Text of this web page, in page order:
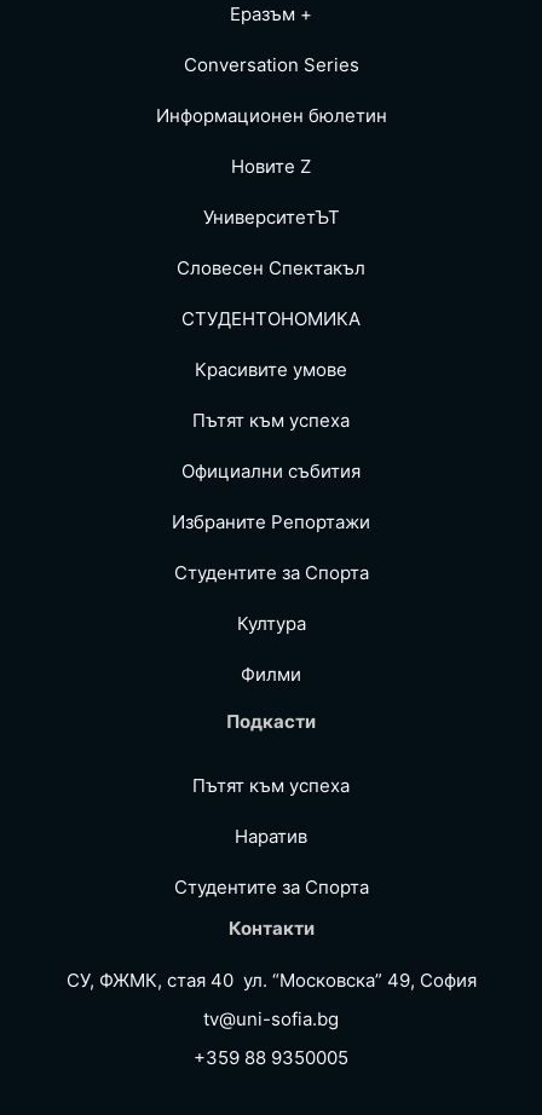
Еразъм +
Conversation Series
Информационен бюлетин
Новите Z
УниверситетЪТ
Словесен Спектакъл
СТУДЕНТОНОМИКА
Красивите умове
Пътят към успеха
Официални събития
Избраните Репoртажи
Студентите за Спортa
Култура
Филми
Подкасти
Пътят към успеха
Наратив
Студентите за Спортa
Контакти
СУ, ФЖМК, стая 40 ул. “Московска” 49, София
tv@uni-sofia.bg
+359 88 9350005